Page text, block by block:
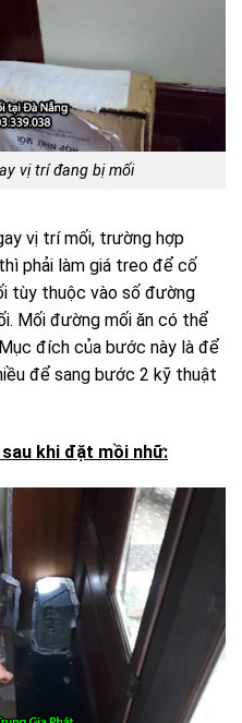
vị trí đang bị mối
vị trí mối, trường hợp
phải làm giá treo để cố
tùy thuộc vào số đường
Mối đường mối ăn có thể
đích của bước này là để
để sang bước 2 kỹ thuật
sau khi đặt mồi nhữ: